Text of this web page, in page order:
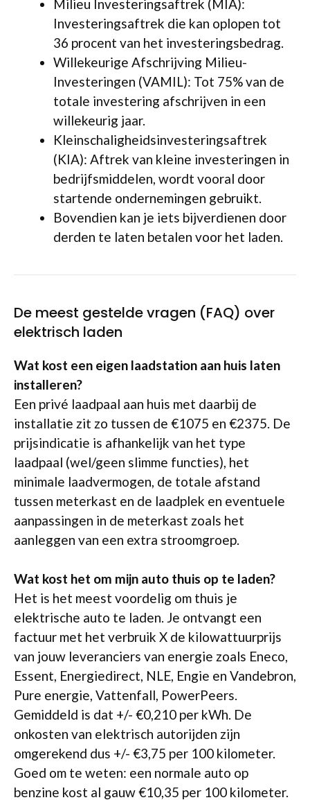
Milieu Investeringsaftrek (MIA):
Investeringsaftrek die kan oplopen tot
36 procent van het investeringsbedrag.
Willekeurige Afschrijving Milieu-
Investeringen (VAMIL): Tot 75% van de
totale investering afschrijven in een
willekeurig jaar.
Kleinschaligheidsinvesteringsaftrek
(KIA): Aftrek van kleine investeringen in
bedrijfsmiddelen, wordt vooral door
startende ondernemingen gebruikt.
Bovendien kan je iets bijverdienen door
derden te laten betalen voor het laden.
De meest gestelde vragen (FAQ) over
elektrisch laden
Wat kost een eigen laadstation aan huis laten
installeren?
Een privé laadpaal aan huis met daarbij de
installatie zit zo tussen de €1075 en €2375. De
prijsindicatie is afhankelijk van het type
laadpaal (wel/geen slimme functies), het
minimale laadvermogen, de totale afstand
tussen meterkast en de laadplek en eventuele
aanpassingen in de meterkast zoals het
aanleggen van een extra stroomgroep.
Wat kost het om mijn auto thuis op te laden?
Het is het meest voordelig om thuis je
elektrische auto te laden. Je ontvangt een
factuur met het verbruik X de kilowattuurprijs
van jouw leveranciers van energie zoals Eneco,
Essent, Energiedirect, NLE, Engie en Vandebron,
Pure energie, Vattenfall, PowerPeers.
Gemiddeld is dat +/- €0,210 per kWh. De
onkosten van elektrisch autorijden zijn
omgerekend dus +/- €3,75 per 100 kilometer.
Goed om te weten: een normale auto op
benzine kost al gauw €10,35 per 100 kilometer.